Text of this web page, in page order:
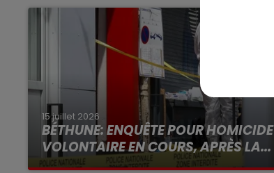
15 juillet 2026
BÉTHUNE: ENQUÊTE POUR HOMICIDE
VOLONTAIRE EN COURS, APRÈS LA...
Selon les premiers éléments, le logement